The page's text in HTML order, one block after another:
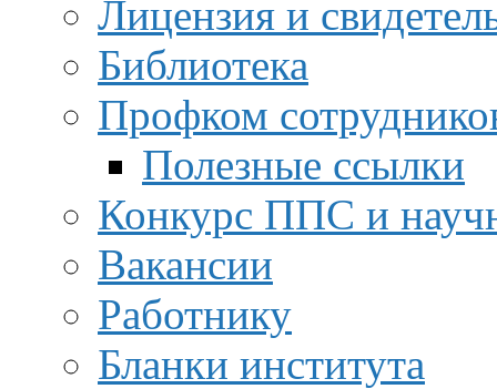
Лицензия и
Библиотека
Профком
Полезные ссылки
Конкурс ППС и
Вакансии
Работнику
Бланки института